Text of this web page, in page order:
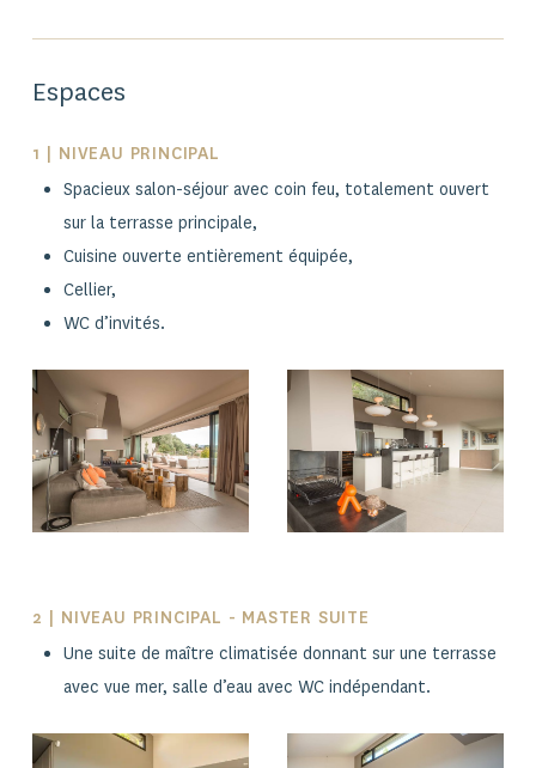
Espaces
1 | NIVEAU PRINCIPAL
Spacieux salon-séjour avec coin feu, totalement ouvert
sur la terrasse principale,
Cuisine ouverte entièrement équipée,
Cellier,
WC d’invités.
2 | NIVEAU PRINCIPAL - MASTER SUITE
Une suite de maître climatisée donnant sur une terrasse
avec vue mer, salle d’eau avec WC indépendant.